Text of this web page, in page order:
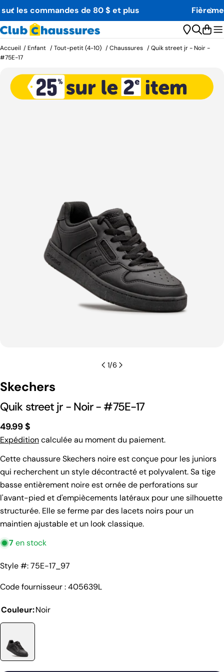
Aller
au
contenu
Fièrement Québécois depuis 1984
Accueil /Enfant /Tout-petit (4-10) /Chaussures /Quik street jr - Noir -
#75E-17
Passer
aux
informations
le média 0 en mode modal
1/6
Skechers
Quik street jr - Noir - #75E-17
Prix
49.99 $
Expéditioncalculée au moment du paiement.
Cette chaussure Skechers noire est conçue pour les juniors
qui recherchent un style décontracté et polyvalent. Sa tige
basse entièrement noire est ornée de perforations sur
l'avant-pied et d'empiècements latéraux pour une silhouette
structurée. Elle se ferme par des lacets noirs pour un
maintien ajustable et un look classique.
7 en stock
Style #: 75E-17_97
Code fournisseur : 405639L
Couleur:Noir